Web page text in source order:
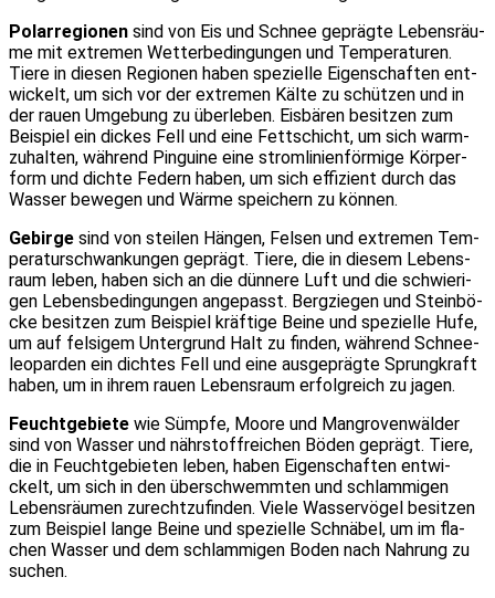
Polar­re­gio­nen sind von Eis und Schnee gepräg­te Lebens­räu­
me mit extre­men Wet­ter­be­din­gun­gen und Tem­pe­ra­tu­ren.
Tie­re in die­sen Regio­nen haben spe­zi­el­le Eigen­schaf­ten ent­
wi­ckelt, um sich vor der extre­men Käl­te zu schüt­zen und in
der rau­en Umge­bung zu über­le­ben. Eis­bä­ren besit­zen zum
Bei­spiel ein dickes Fell und eine Fett­schicht, um sich warm­
zu­hal­ten, wäh­rend Pin­gui­ne eine strom­li­ni­en­för­mi­ge Kör­per­
form und dich­te Federn haben, um sich effi­zi­ent durch das
Was­ser bewe­gen und Wär­me spei­chern zu kön­nen.
Gebir­ge sind von stei­len Hän­gen, Fel­sen und extre­men Tem­
pe­ra­tur­schwan­kun­gen geprägt. Tie­re, die in die­sem Lebens­
raum leben, haben sich an die dün­ne­re Luft und die schwie­ri­
gen Lebens­be­din­gun­gen ange­passt. Berg­zie­gen und Stein­bö­
cke besit­zen zum Bei­spiel kräf­ti­ge Bei­ne und spe­zi­el­le Hufe,
um auf fel­si­gem Unter­grund Halt zu fin­den, wäh­rend Schnee­
leo­par­den ein dich­tes Fell und eine aus­ge­präg­te Sprung­kraft
haben, um in ihrem rau­en Lebens­raum erfolg­reich zu jagen.
Feucht­ge­bie­te wie Sümp­fe, Moo­re und Man­gro­ven­wäl­der
sind von Was­ser und nähr­stoff­rei­chen Böden geprägt. Tie­re,
die in Feucht­ge­bie­ten leben, haben Eigen­schaf­ten ent­wi­
ckelt, um sich in den über­schwemm­ten und schlam­mi­gen
Lebens­räu­men zurecht­zu­fin­den. Vie­le Was­ser­vö­gel besit­zen
zum Bei­spiel lan­ge Bei­ne und spe­zi­el­le Schnä­bel, um im fla­
chen Was­ser und dem schlam­mi­gen Boden nach Nah­rung zu
suchen.